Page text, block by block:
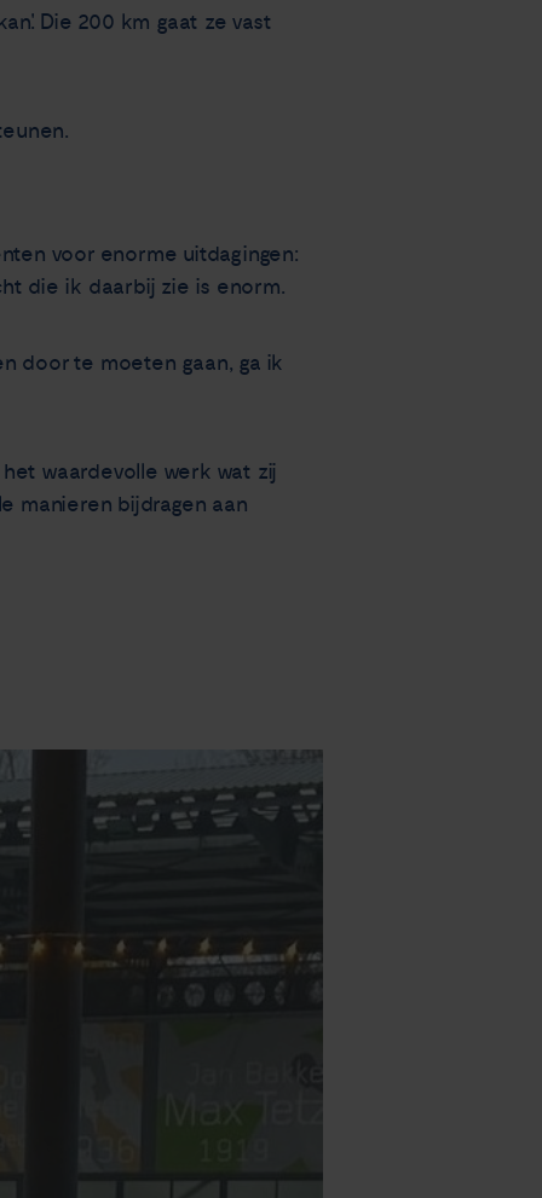
Die 200 km gaat ze vast
voor enorme uitdagingen:
die ik daarbij zie is enorm.
door te moeten gaan, ga ik
waardevolle werk wat zij
manieren bijdragen aan